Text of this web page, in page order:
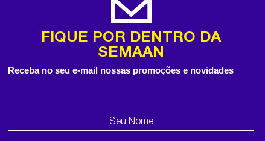
FIQUE POR DENTRO DA
SEMAAN
Receba no seu e-mail nossas promoções e novidades